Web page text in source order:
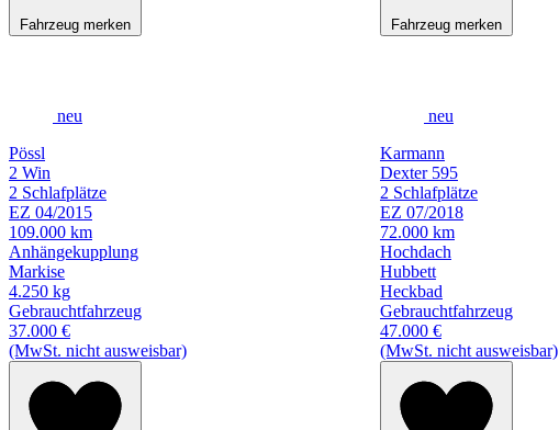
Fahrzeug merken Fahrzeug merken
neu
Pössl
2 Win
2 Schlafplätze
EZ 04/2015
109.000 km
Anhängekupplung
Markise
4.250 kg
Gebrauchtfahrzeug
37.000 €
(MwSt. nicht ausweisbar)
neu
Karmann
Dexter 595
2 Schlafplätze
EZ 07/2018
72.000 km
Hochdach
Hubbett
Heckbad
Gebrauchtfahrzeug
47.000 €
(MwSt. nicht ausweisbar)